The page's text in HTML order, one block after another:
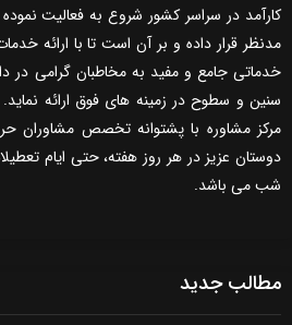
کارآمد در سراسر کشور شروع به فعالیت
مدنظر قرار داده و بر آن است تا با ارائه
خدماتی جامع و مفید به مخاطبان گرامی در
سنین و سطوح در زمینه های فوق ارائه
مرکز مشاوره با پشتوانه تخصص مشاوران
شب می باشد.
مطالب جدید